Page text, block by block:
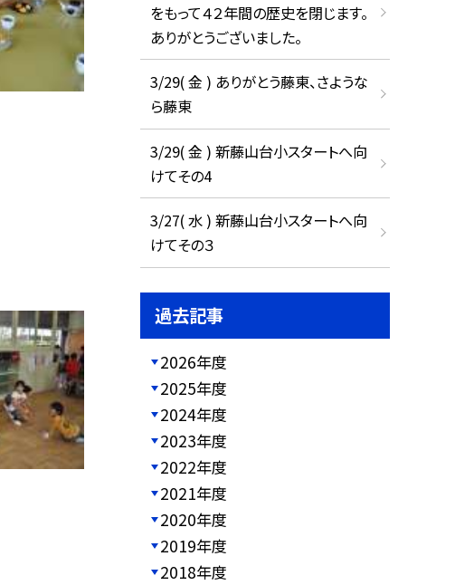
をもって４２年間の歴史を閉じます。
ありがとうございました。
3/29( 金 ) ありがとう藤東、さような
ら藤東
3/29( 金 ) 新藤山台小スタートへ向
けてその4
3/27( 水 ) 新藤山台小スタートへ向
けてその３
過去記事
2026年度
2025年度
2024年度
2023年度
2022年度
2021年度
2020年度
2019年度
2018年度